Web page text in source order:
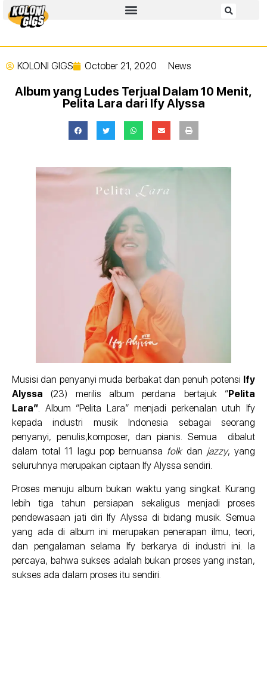
KOLONI GIGS October 21, 2020 News
Album yang Ludes Terjual Dalam 10 Menit,
Pelita Lara dari Ify Alyssa
Musisi dan penyanyi muda berbakat dan penuh potensi Ify
Alyssa (23) merilis album perdana bertajuk “Pelita
Lara”. Album “Pelita Lara” menjadi perkenalan utuh Ify
kepada industri musik Indonesia sebagai seorang
penyanyi, penulis,komposer, dan pianis. Semua dibalut
dalam total 11 lagu pop bernuansa folkdan jazzy, yang
seluruhnya merupakan ciptaan Ify Alyssa sendiri.
Proses menuju album bukan waktu yang singkat. Kurang
lebih tiga tahun persiapan sekaligus menjadi proses
pendewasaan jati diri Ify Alyssa di bidang musik. Semua
yang ada di album ini merupakan penerapan ilmu, teori,
dan pengalaman selama Ify berkarya di industri ini. Ia
percaya, bahwa sukses adalah bukan proses yang instan,
sukses ada dalam proses itu sendiri.